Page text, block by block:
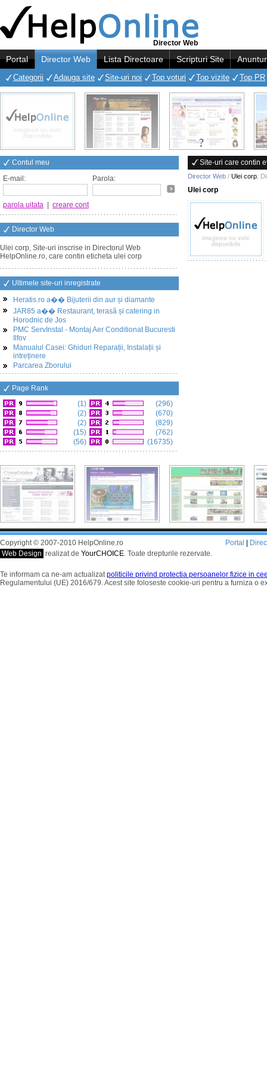
Director Web
Portal Director Web Lista Directoare Scripturi Site
Categorii Adauga site Site-uri noi Top voturi Top vizite Top PR
Contul meu
E-mail:
Parola:
parola uitata creare cont
Director Web
Ulei corp, Site-uri inscrise in Directorul Web
HelpOnline.ro, care contin eticheta ulei corp
Ultimele site-uri inregistrate
Heratis.ro a�� Bijuterii din aur și diamante
JAR85 a�� Restaurant, terasă și catering in
Horodnic de Jos
PMC ServInstal - Montaj Aer Conditionat Bucuresti
Ilfov
Manualul Casei: Ghiduri Reparații, Instalații și
intreținere
Parcarea Zborului
Page Rank
(1)
(2)
(2)
(15)
(56)
(296)
(670)
(829)
(762)
(16735)
Site-uri care contin
Director Web / Ulei corp
Ulei corp
Copyright © 2007-2010 HelpOnline.ro
Web Design realizat de YourCHOICE. Toate drepturile rezervate.
Portal
Te informam ca ne-am actualizatpoliticile privind protectia persoanelor fizice in
Regulamentului (UE) 2016/679. Acest site foloseste cookie-uri pentru a furniza o